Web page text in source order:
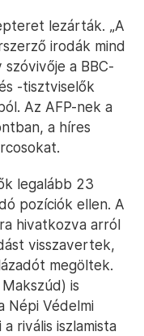
lezárták. „A
irodák mind
a BBC-
-tisztviselők
Az AFP-nek a
a híres
legalább 23
pozíciók ellen. A
hivatkozva arról
visszavertek,
megöltek.
is
Népi Védelmi
rivális iszlamista